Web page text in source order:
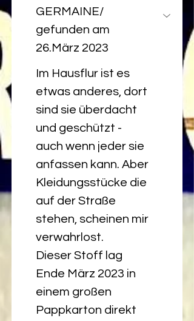
GERMAINE/
gefunden am
26.März 2023
Im Hausflur ist es
etwas anderes, dort
sind sie überdacht
und geschützt -
auch wenn jeder sie
anfassen kann. Aber
Kleidungsstücke die
auf der Straße
stehen, scheinen mir
verwahrlost.
Dieser Stoff lag
Ende März 2023 in
einem großen
Pappkarton direkt